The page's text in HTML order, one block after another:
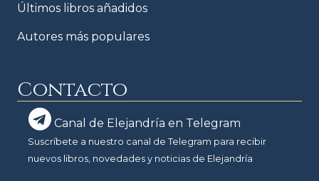
Últimos libros añadidos
Autores más populares
Contacto
Canal de Elejandría en Telegram
Suscríbete a nuestro canal de Telegram para recibir
nuevos libros, novedades y noticias de Elejandría